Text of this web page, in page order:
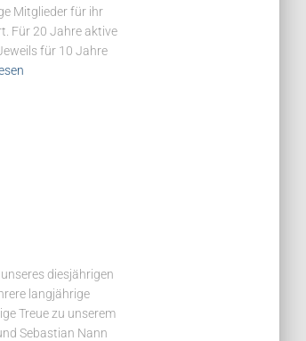
Mitglieder für ihr
Für 20 Jahre aktive
für 10 Jahre
diesjährigen
langjährige
Treue zu unserem
Sebastian Nann